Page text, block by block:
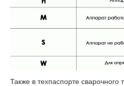
Также в техпаспорте сварочного